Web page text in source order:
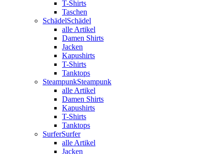
T-Shirts
Taschen
SchädelSchädel
alle Artikel
Damen Shirts
Jacken
Kapushirts
T-Shirts
Tanktops
SteampunkSteampunk
alle Artikel
Damen Shirts
Kapushirts
T-Shirts
Tanktops
SurferSurfer
alle Artikel
Jacken